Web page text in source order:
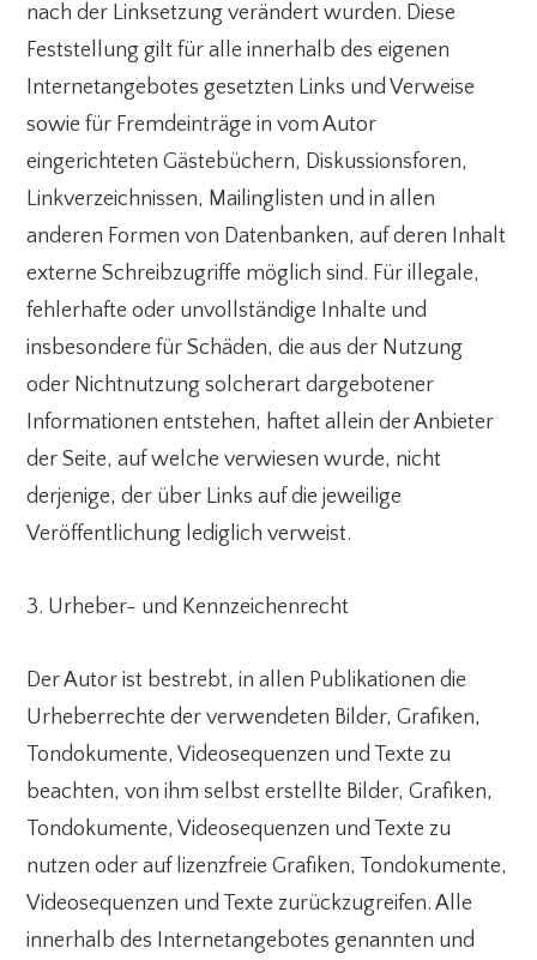
nach der Linksetzung verändert wurden. Diese
Feststellung gilt für alle innerhalb des eigenen
Internetangebotes gesetzten Links und Verweise
sowie für Fremdeinträge in vom Autor
eingerichteten Gästebüchern, Diskussionsforen,
Linkverzeichnissen, Mailinglisten und in allen
anderen Formen von Datenbanken, auf deren Inhalt
externe Schreibzugriffe möglich sind. Für illegale,
fehlerhafte oder unvollständige Inhalte und
insbesondere für Schäden, die aus der Nutzung
oder Nichtnutzung solcherart dargebotener
Informationen entstehen, haftet allein der Anbieter
der Seite, auf welche verwiesen wurde, nicht
derjenige, der über Links auf die jeweilige
Veröffentlichung lediglich verweist.
3. Urheber- und Kennzeichenrecht
Der Autor ist bestrebt, in allen Publikationen die
Urheberrechte der verwendeten Bilder, Grafiken,
Tondokumente, Videosequenzen und Texte zu
beachten, von ihm selbst erstellte Bilder, Grafiken,
Tondokumente, Videosequenzen und Texte zu
nutzen oder auf lizenzfreie Grafiken, Tondokumente,
Videosequenzen und Texte zurückzugreifen. Alle
innerhalb des Internetangebotes genannten und